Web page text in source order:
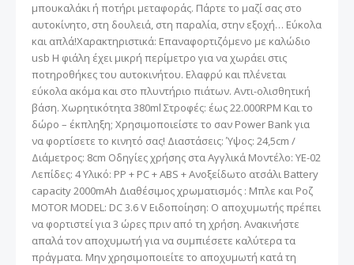
μπουκαλάκι ή ποτήρι μεταφοράς. Πάρτε το μαζί σας στο
αυτοκίνητο, στη δουλειά, στη παραλία, στην εξοχή… Εύκολα
και απλά!Χαρακτηριστικά: Επαναφορτιζόμενο με καλώδιο
usb Η φιάλη έχει μικρή περίμετρο για να χωράει στις
ποτηροθήκες του αυτοκινήτου. Ελαφρύ και πλένεται
εύκολα ακόμα και στο πλυντήριο πιάτων. Αντι-ολισθητική
βάση. Χωρητικότητα 380ml Στροφές: έως 22.000RPM Και το
δώρο – έκπληξη; Χρησιμοποιείστε το σαν Power Bank για
να φορτίσετε το κινητό σας! Διαστάσεις: Ύψος: 24,5cm /
Διάμετρος: 8cm Οδηγίες χρήσης στα Αγγλικά Μοντέλο: YE-02
Λεπίδες: 4 Υλικό: PP + PC + ABS + Ανοξείδωτο ατσάλι Battery
capacity 2000mAh Διαθέσιμος χρωματισμός : Μπλε και Ροζ
MOTOR MODEL: DC 3.6 V Ειδοποίηση: Ο αποχυμωτής πρέπει
να φορτιστεί για 3 ώρες πριν από τη χρήση. Ανακινήστε
απαλά τον αποχυμωτή για να συμπιέσετε καλύτερα τα
πράγματα. Μην χρησιμοποιείτε το αποχυμωτή κατά τη